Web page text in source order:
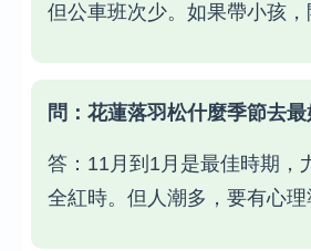
但公車班次少。如果帶小孩，
問：花蓮落羽松什麼季節去最
答：11月到1月是最佳時期，
全紅時。但人潮多，要有心理